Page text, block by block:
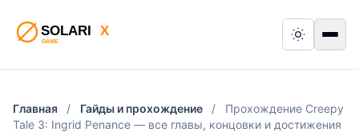
Switch to
Главная / Гайды и прохождение /
Прохождение Creepy
Tale 3: Ingrid Penance — все главы, концовки и достижения